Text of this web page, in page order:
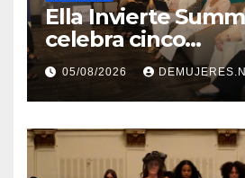
Ella Invierte
celebra cinco
añosimpulsando a
mujeres a
independencia
05/08/2026